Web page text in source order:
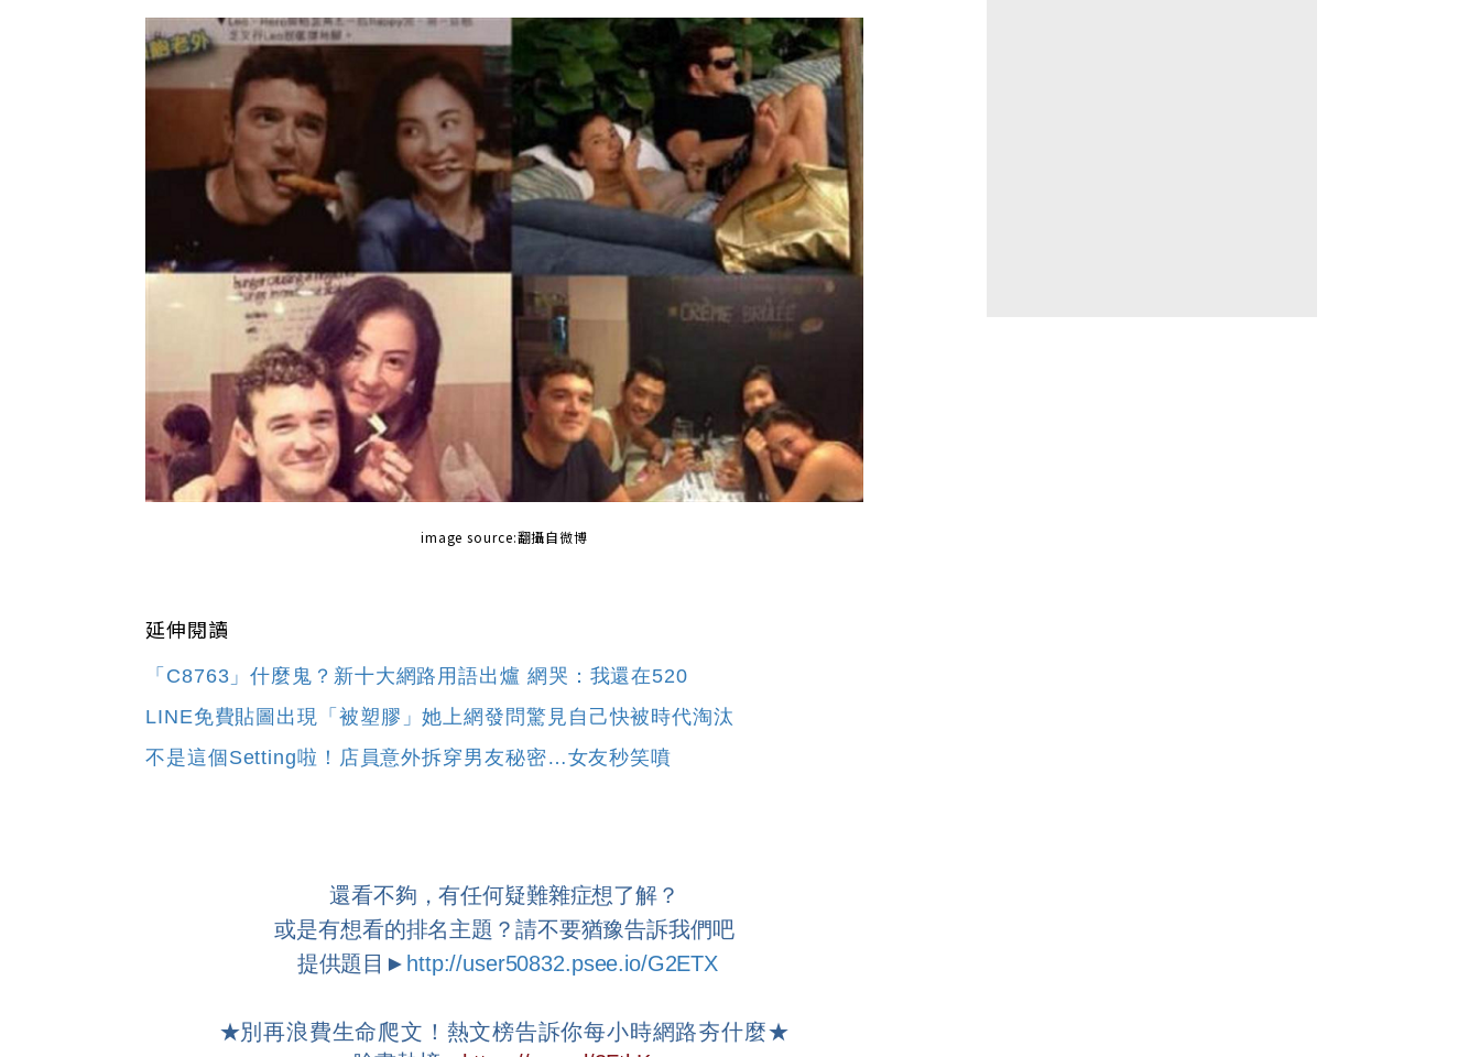
image source:翻攝自微博
延伸閱讀
「C8763」什麼鬼？新十大網路用語出爐 網哭：我還在520
LINE免費貼圖出現「被塑膠」她上網發問驚見自己快被時代淘汰
不是這個Setting啦！店員意外拆穿男友秘密…女友秒笑噴
還看不夠，有任何疑難雜症想了解？
或是有想看的排名主題？請不要猶豫告訴我們吧
提供題目► http://user50832.psee.io/G2ETX
★別再浪費生命爬文！熱文榜告訴你每小時網路夯什麼★